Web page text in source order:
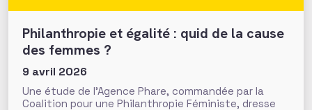
Philanthropie et égalité : quid de la cause
des femmes ?
9 avril 2026
Une étude de l’Agence Phare, commandée par la
Coalition pour une Philanthropie Féministe, dresse